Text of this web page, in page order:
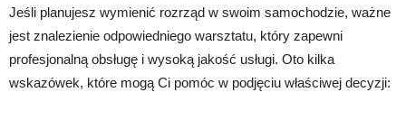
Jeśli planujesz wymienić rozrząd w swoim samochodzie, ważne
jest znalezienie odpowiedniego warsztatu, który zapewni
profesjonalną obsługę i wysoką jakość usługi. Oto kilka
wskazówek, które mogą Ci pomóc w podjęciu właściwej decyzji: